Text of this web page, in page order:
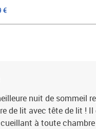
(L x l x H)Dimensions du
200 cm (l x L) (matelas non
de lit avec pied de lit1
€
nuit de sommeil
de lit avec tête de lit ! Il
à toute